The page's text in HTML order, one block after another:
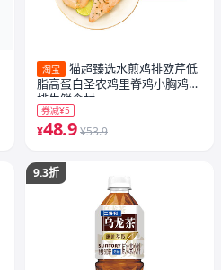
淘宝
猫超臻选水煎鸡排欧芹低
脂高蛋白圣农鸡里脊鸡小胸鸡胸
排生鲜食材
券减¥5
¥48.9 ¥53.9
9.3折